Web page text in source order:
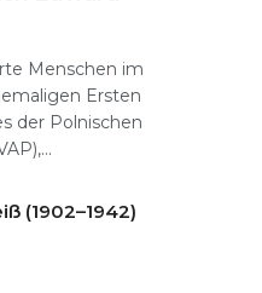
Menschen im
Ersten
der Polnischen
(1902–1942)